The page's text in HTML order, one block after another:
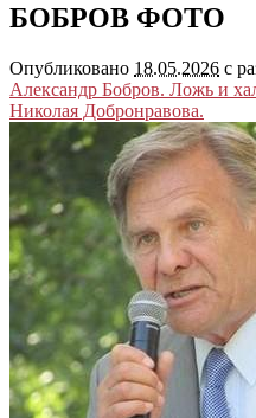
БОБРОВ ФОТО
Опубликовано 18.05.2026 с
Александр Бобров. Ложь и
Николая Добронравова.